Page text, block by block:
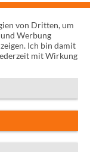
von Dritten, um
Werbung
Ich bin damit
mit Wirkung